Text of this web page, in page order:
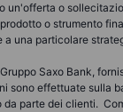
un'offerta o
o strumento
a una particolare
Saxo Bank,
sono effettuate sulla
parte dei clienti.